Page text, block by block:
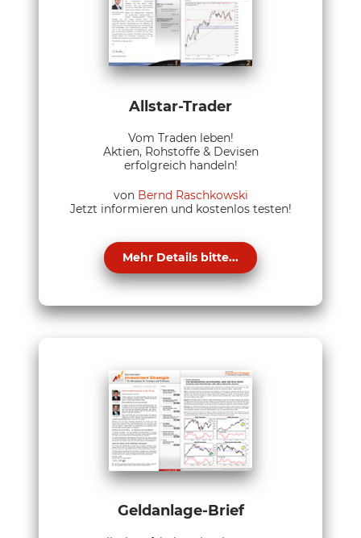
Allstar-Trader
Vom Traden leben!
Aktien, Rohstoffe & Devisen
erfolgreich handeln!
von Bernd Raschkowski
Jetzt informieren und kostenlos testen!
Mehr Details bitte...
Geldanlage-Brief